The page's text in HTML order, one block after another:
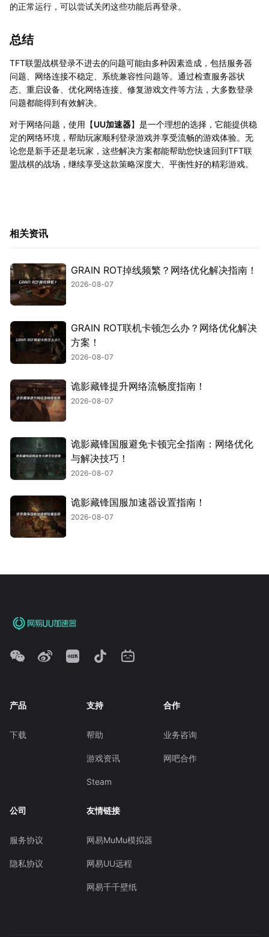
的正常运行，可以尝试关闭这些功能后再登录。
总结
TFT联盟战棋登录不进去的问题可能由多种因素造成，包括服务器
问题、网络连接不稳定、系统兼容性问题等。通过检查服务器状
态、重启设备、优化网络连接、修复游戏文件等方法，大多数登录
问题都能得到有效解决。
对于网络问题，使用【UU加速器】是一个理想的选择，它能提供稳
定的网络环境，帮助玩家顺利登录游戏并享受流畅的游戏体验。无
论您是新手还是老玩家，这些解决方案都能帮助您快速回到TFT联
盟战棋的战场，继续享受这款策略深度大、平衡性好的精彩游戏。
相关资讯
GRAIN ROT掉线频繁？网络优化解决指南！
2026-08-07
GRAIN ROT联机卡顿怎么办？网络优化解决
方案！
2026-08-07
诡影藏锋提升网络流畅度指南！
2026-08-07
诡影藏锋国服避免卡顿完全指南：网络优化
与解决技巧！
2026-08-07
诡影藏锋国服加速器设置指南！
2026-08-07
产品
下载
支持
帮助
游戏资讯
Steam
合作
业务咨询
网吧合作
公司
服务协议
隐私协议
友情链接
网易MuMu模拟器
网易UU远程
网易千千壁纸